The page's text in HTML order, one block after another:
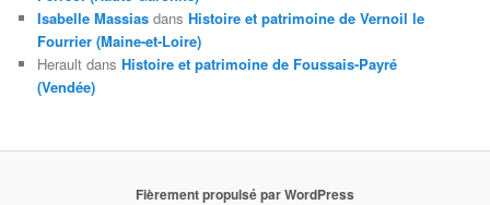
Isabelle Massias dansHistoire et patrimoine de Vernoil le
Fourrier (Maine-et-Loire)
Herault dansHistoire et patrimoine de Foussais-Payré
(Vendée)
Fièrement propulsé par WordPress